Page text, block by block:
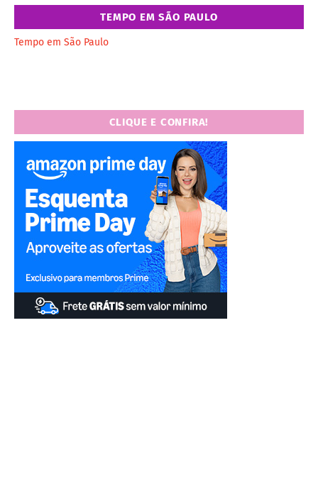
TEMPO EM SÃO PAULO
Tempo em São Paulo
CLIQUE E CONFIRA!